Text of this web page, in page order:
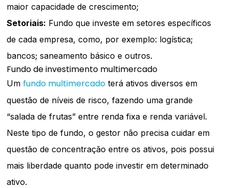
maior capacidade de crescimento;
Setoriais: Fundo que investe em setores específicos
de cada empresa, como, por exemplo: logística;
bancos; saneamento básico e outros.
Fundo de investimento multimercado
Um fundo multimercadoterá ativos diversos em
questão de níveis de risco, fazendo uma grande
“salada de frutas” entre renda fixa e renda variável.
Neste tipo de fundo, o gestor não precisa cuidar em
questão de concentração entre os ativos, pois possui
mais liberdade quanto pode investir em determinado
ativo.